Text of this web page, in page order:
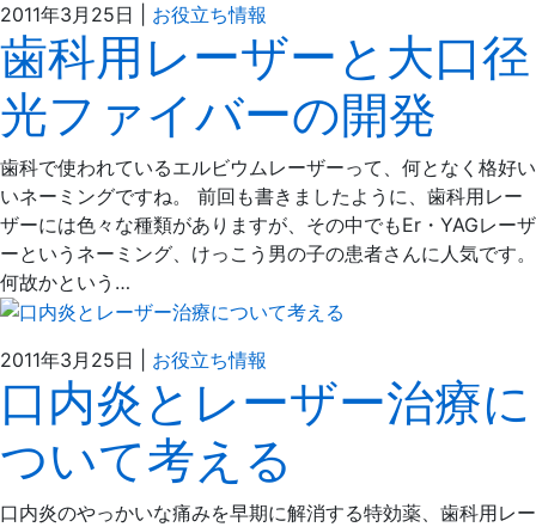
2011年3月25日 お役立ち情報
年
4
日
ど
う
だ
歯
科
医
院
歯科用レーザーと大口径
光ファイバーの開発
歯科で使われているエルビウムレーザーって、何となく格好い
いネーミングですね。 前回も書きましたように、歯科用レー
ザーには色々な種類がありますが、その中でもEr・YAGレーザ
ーというネーミング、けっこう男の子の患者さんに人気です。
何故かという…
2011年3月25日 お役立ち情報
月
6
日
の
え
だ
口内炎とレーザー治療に
ついて考える
口内炎のやっかいな痛みを早期に解消する特効薬、歯科用レー